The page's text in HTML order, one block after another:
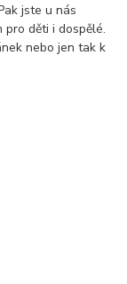
jste u nás
pro děti i dospělé.
nebo jen tak k